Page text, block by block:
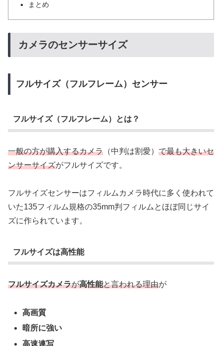
まとめ
カメラのセンサーサイズ
フルサイズ（フルフレーム）センサー
フルサイズ（フルフレーム）とは？
一般の方が購入するカメラ （中判は割愛） で最も大きいセ
ンサーサイズがフルサイズです。
フルサイズセンサーはフィルムカメラ時代に多く使われて
いた135フィルム規格の35mm判フィルムとほぼ同じサイ
ズに作られています。
フルサイズは高性能
フルサイズカメラが高性能と言われる理由が
高画質
暗所に強い
高速連写